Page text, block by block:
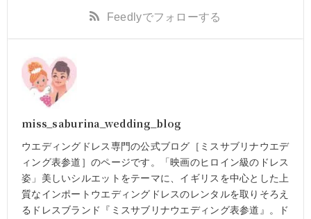
Feedlyでフォローする
miss_saburina_wedding_blog
ウエディングドレス専門の公式ブログ［ミスサブリナウエデ
ィング表参道］のページです。「映画のヒロイン級のドレス
姿」美しいシルエットをテーマに、イギリスを中心とした上
質なインポートウエディングドレスのレンタルを取りそろえ
るドレスブランド『ミスサブリナウエディング表参道』。ド